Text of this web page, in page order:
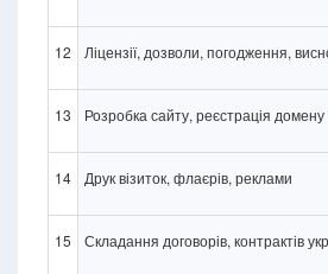
12 Ліцензії, дозволи, погодження,
13 Розробка сайту, реєстрація домену
14 Друк візиток, флаєрів, реклами
15 Складання договорів, контрактів